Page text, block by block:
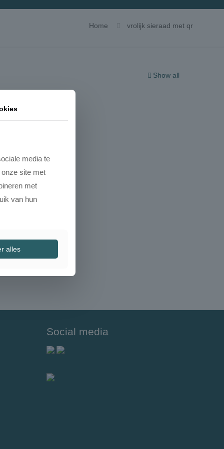
Home vrolijk sieraad met qr
Show all
Social media
media te
site met
met
van hun
alles